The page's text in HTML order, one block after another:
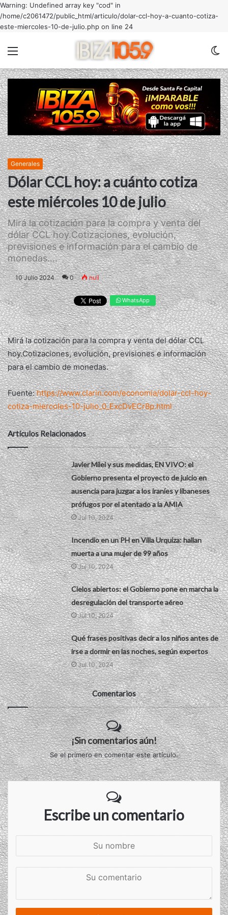
Warning: Undefined array key "cod" in
/home/c2061472/public_html/articulo/dolar-ccl-hoy-a-cuanto-cotiza-
este-miercoles-10-de-julio.php on line 24
Generales
Dólar CCL hoy: a cuánto cotiza
este miércoles 10 de julio
Mirá la cotización para la compra y venta del
dólar CCL hoy.Cotizaciones, evolución,
previsiones e información para el cambio de
monedas....
10 Julio 2024 0 null
WhatsApp
Mirá la cotización para la compra y venta del dólar CCL
hoy.Cotizaciones, evolución, previsiones e información
para el cambio de monedas.
Fuente:https://www.clarin.com/economia/dolar-ccl-hoy-
cotiza-miercoles-10-julio_0_ExcDvECr8p.html
Artículos Relacionados
Javier Milei y sus medidas, EN VIVO: el
Gobierno presenta el proyecto de juicio en
ausencia para juzgar a los iraníes y libaneses
prófugos por el atentado a la AMIA
Jul 10, 2024
Incendio en un PH en Villa Urquiza: hallan
muerta a una mujer de 99 años
Jul 10, 2024
Cielos abiertos: el Gobierno pone en marcha la
desregulación del transporte aéreo
Jul 10, 2024
Qué frases positivas decir a los niños antes de
irse a dormir en las noches, según expertos
Jul 10, 2024
Comentarios
¡Sin comentarios aún!
Se el primero en comentar este artículo.
Escribe un comentario